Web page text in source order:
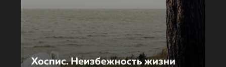
Хоспис. Неизбежность жизни